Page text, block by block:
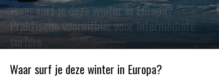
Waar surf je deze winter in Europa?
Praktische vooruitblik voor intermediate
surfers
Waar surf je deze winter in Europa?